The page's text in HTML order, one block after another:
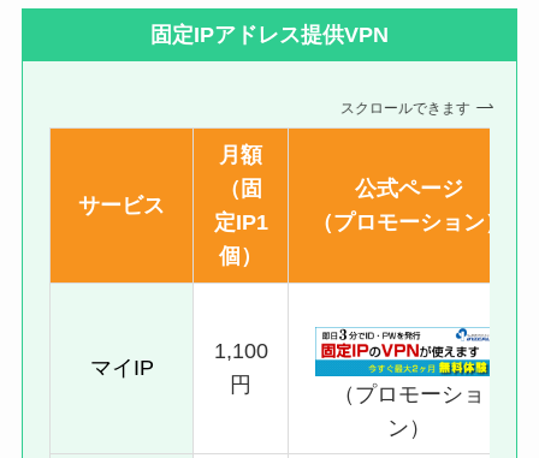
固定IPアドレス提供VPN
スクロールできます
サービス
月額
（固
定IP1
個）
公式ページ
（プロモーション）
マイIP
1,100
円
（プロモーショ
ン）